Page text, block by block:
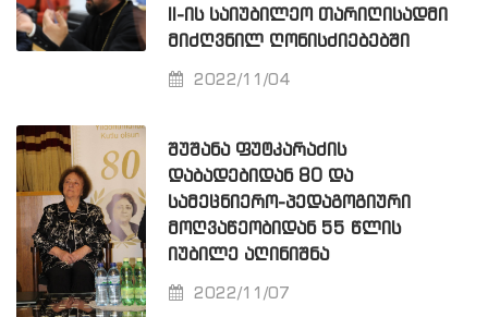
II-ᲘᲡ ᲡᲐᲘᲣᲑᲘᲚᲔᲝ ᲗᲐᲠᲘᲦᲘᲡᲐᲓᲛᲘ
ᲛᲘᲫᲦᲕᲜᲘᲚ ᲦᲝᲜᲘᲡᲫᲘᲔᲑᲔᲑᲨᲘ
2022/11/04
ᲨᲣᲨᲐᲜᲐ ᲤᲣᲢᲙᲐᲠᲐᲫᲘᲡ
ᲓᲐᲑᲐᲓᲔᲑᲘᲓᲐᲜ 80 ᲓᲐ
ᲡᲐᲛᲔᲪᲜᲘᲔᲠᲝ-ᲞᲔᲓᲐᲒᲝᲒᲘᲣᲠᲘ
ᲛᲝᲦᲕᲐᲬᲔᲝᲑᲘᲓᲐᲜ 55 ᲬᲚᲘᲡ
ᲘᲣᲑᲘᲚᲔ ᲐᲦᲘᲜᲘᲨᲜᲐ
2022/11/07